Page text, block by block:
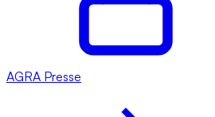
AGRA Presse